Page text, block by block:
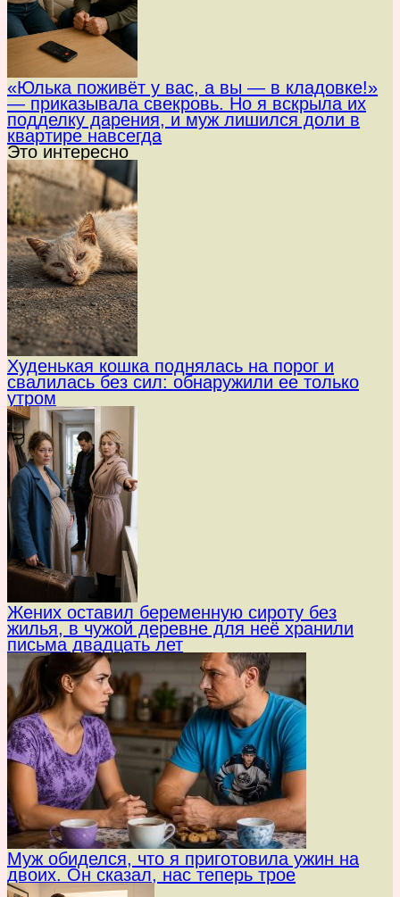
«Юлька поживёт у вас, а вы — в кладовке!»
— приказывала свекровь. Но я вскрыла их
подделку дарения, и муж лишился доли в
квартире навсегда
Это интересно
Худенькая кошка поднялась на порог и
свалилась без сил: обнаружили ее только
утром
Жених оставил беременную сироту без
жилья, в чужой деревне для неё хранили
письма двадцать лет
Муж обиделся, что я приготовила ужин на
двоих. Он сказал, нас теперь трое